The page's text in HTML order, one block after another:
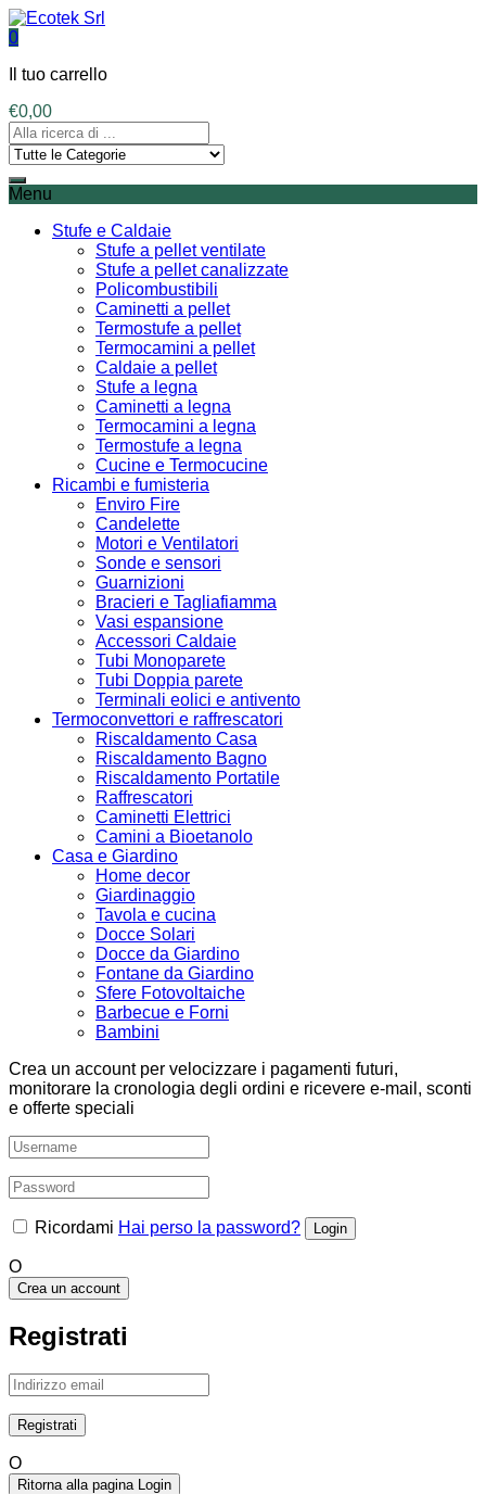
0
Il tuo carrello
€0,00
Menu
Stufe e Caldaie
Stufe a pellet ventilate
Stufe a pellet canalizzate
Policombustibili
Caminetti a pellet
Termostufe a pellet
Termocamini a pellet
Caldaie a pellet
Stufe a legna
Caminetti a legna
Termocamini a legna
Termostufe a legna
Cucine e Termocucine
Ricambi e fumisteria
Enviro Fire
Candelette
Motori e Ventilatori
Sonde e sensori
Guarnizioni
Bracieri e Tagliafiamma
Vasi espansione
Accessori Caldaie
Tubi Monoparete
Tubi Doppia parete
Terminali eolici e antivento
Termoconvettori e raffrescatori
Riscaldamento Casa
Riscaldamento Bagno
Riscaldamento Portatile
Raffrescatori
Caminetti Elettrici
Camini a Bioetanolo
Casa e Giardino
Home decor
Giardinaggio
Tavola e cucina
Docce Solari
Docce da Giardino
Fontane da Giardino
Sfere Fotovoltaiche
Barbecue e Forni
Bambini
Crea un account per velocizzare i pagamenti futuri,
monitorare la cronologia degli ordini e ricevere e-mail, sconti
e offerte speciali
Ricordami Hai perso la password?
O
Crea un account
Registrati
O
Ritorna alla pagina Login